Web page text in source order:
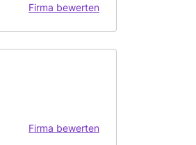
Firma bewerten
Firma bewerten